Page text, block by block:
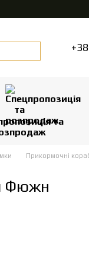
та
Прикормочні
Фюжн